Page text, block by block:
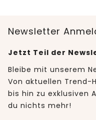
Newsletter
Jetzt Teil der
Bleibe mit unserem
Von aktuellen Trend-
bis hin zu exklusiven
du nichts mehr!